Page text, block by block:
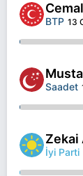
BTP 13
Saadet
Zekai
İyi Parti